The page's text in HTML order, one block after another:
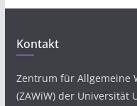
Kontakt
Zentrum für Allgemeine
(ZAWiW) der Universität